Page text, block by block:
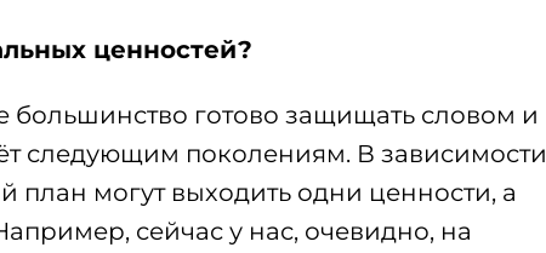
ценностей?
готово защищать словом и
следующим поколениям. В зависимости
могут выходить одни ценности, а
сейчас у нас, очевидно, на